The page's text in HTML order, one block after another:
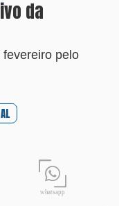
da
pelo
whatsapp